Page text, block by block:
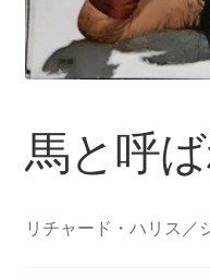
馬と呼
リチャード・ハリス／